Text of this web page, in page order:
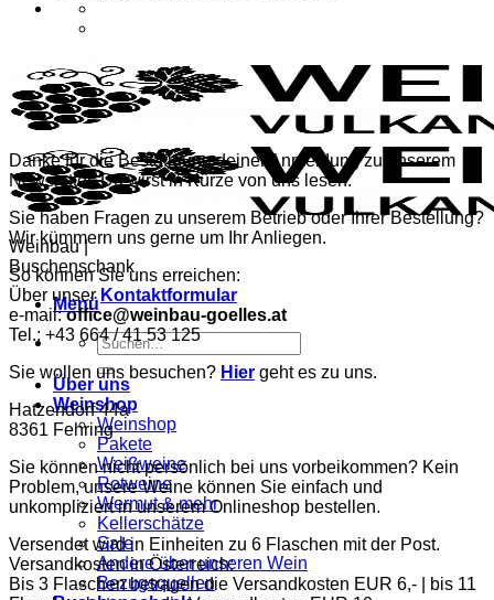
Weinbau |
Buschenschank
Menü
Suchen
nach:
Über uns
Weinshop
Weinshop
Pakete
Weißweine
Rotweine
Wermut & mehr
Kellerschätze
Sale
Andere über unseren Wein
Bezugsquellen
Danke für die Bestätigung deiner Anmeldung zu unserem
Newsletter. Du wirst in Kürze von uns lesen.
Sie haben Fragen zu unserem Betrieb oder Ihrer Bestellung?
Wir kümmern uns gerne um Ihr Anliegen.
So können Sie uns erreichen:
Über unser Kontaktformular
e-mail:office@weinbau-goelles.at
Tel.: +43 664 / 41 53 125
Sie wollen uns besuchen? Hier geht es zu uns.
Hatzendorf 44a
8361 Fehring
Sie können nicht persönlich bei uns vorbeikommen? Kein
Problem, unsere Weine können Sie einfach und
unkompliziert in unserem Onlineshop bestellen.
Versendet wird in Einheiten zu 6 Flaschen mit der Post.
Versandkosten in Österreich:
Bis 3 Flaschen betragen die Versandkosten EUR 6,- | bis 11